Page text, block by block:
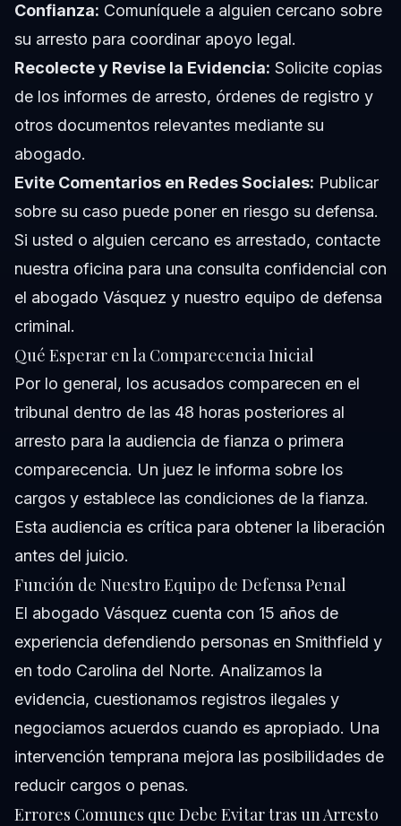
Confianza: Comuníquele a alguien cercano sobre
su arresto para coordinar apoyo legal.
Recolecte y Revise la Evidencia: Solicite copias
de los informes de arresto, órdenes de registro y
otros documentos relevantes mediante su
abogado.
Evite Comentarios en Redes Sociales: Publicar
sobre su caso puede poner en riesgo su defensa.
Si usted o alguien cercano es arrestado, contacte
nuestra oficina para una consulta confidencial con
el abogado Vásquez y nuestro equipo de defensa
criminal.
Qué Esperar en la Comparecencia Inicial
Por lo general, los acusados comparecen en el
tribunal dentro de las 48 horas posteriores al
arresto para la audiencia de fianza o primera
comparecencia. Un juez le informa sobre los
cargos y establece las condiciones de la fianza.
Esta audiencia es crítica para obtener la liberación
antes del juicio.
Función de Nuestro Equipo de Defensa Penal
El abogado Vásquez cuenta con 15 años de
experiencia defendiendo personas en Smithfield y
en todo Carolina del Norte. Analizamos la
evidencia, cuestionamos registros ilegales y
negociamos acuerdos cuando es apropiado. Una
intervención temprana mejora las posibilidades de
reducir cargos o penas.
Errores Comunes que Debe Evitar tras un Arresto